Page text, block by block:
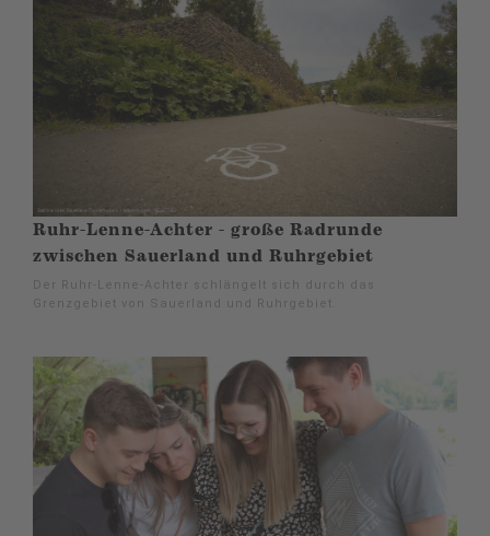
Ruhr-Lenne-Achter - große Radrunde
zwischen Sauerland und Ruhrgebiet
Der Ruhr-Lenne-Achter schlängelt sich durch das
Grenzgebiet von Sauerland und Ruhrgebiet.